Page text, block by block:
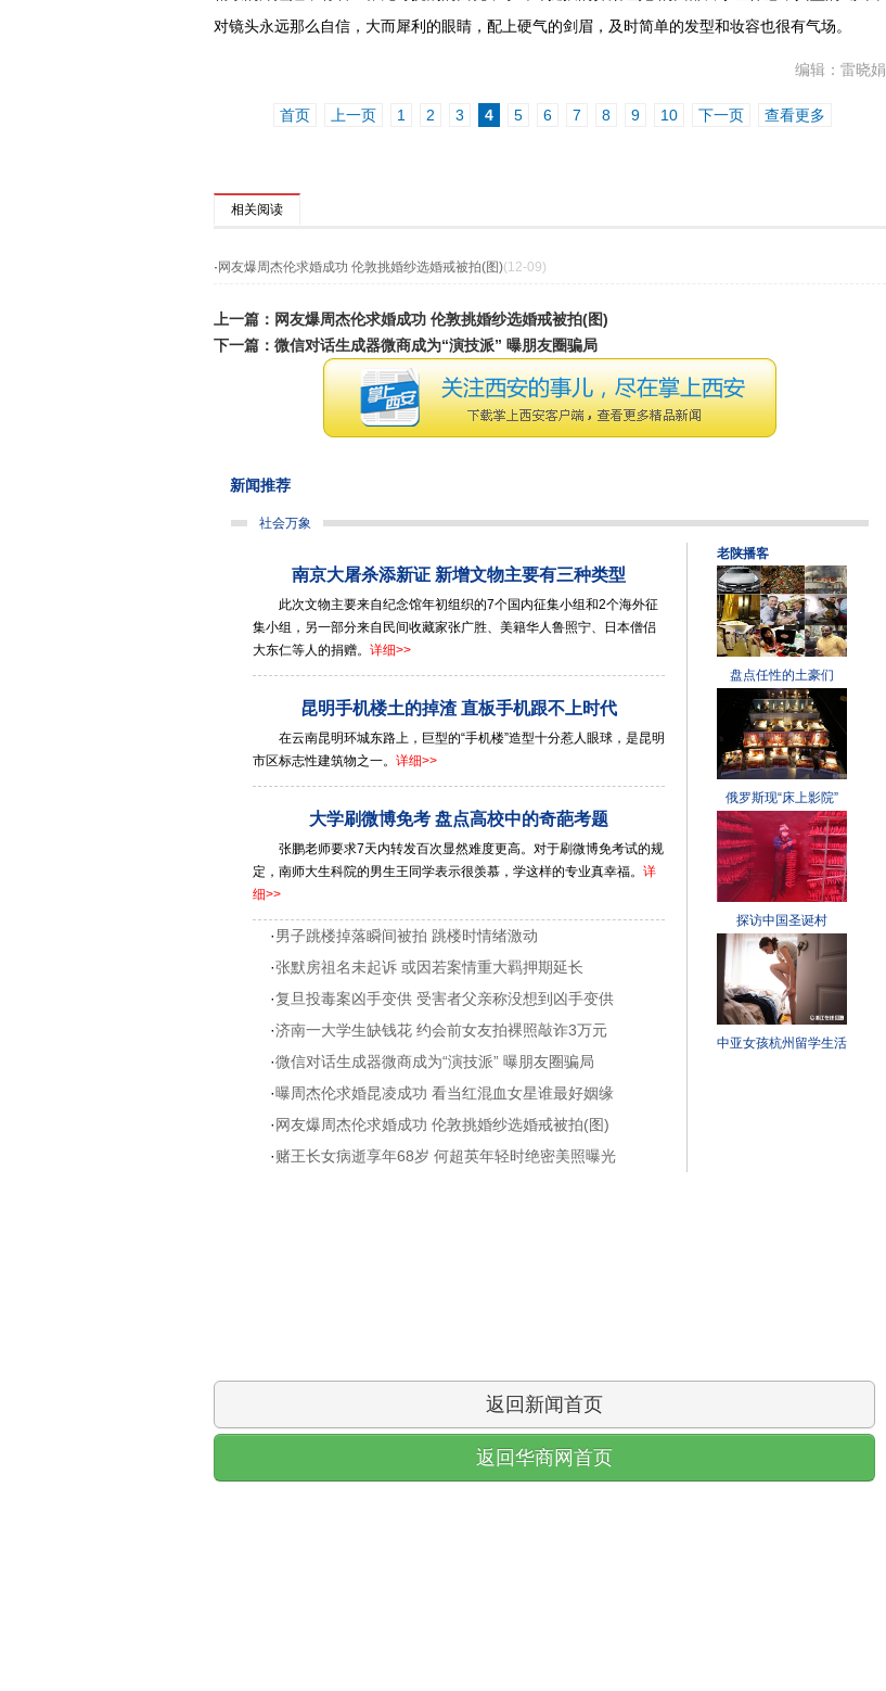
对镜头永远那么自信，大而犀利的眼睛，配上硬气的剑眉，及时简单的发型和妆容也很有气场。
编辑：雷晓娟
首页 上一页 1 2 3 4 5 6 7 8 9 10 下一页 查看更多
相关阅读
· 网友爆周杰伦求婚成功 伦敦挑婚纱选婚戒被拍(图)(12-09)
上一篇： 网友爆周杰伦求婚成功 伦敦挑婚纱选婚戒被拍(图)
下一篇： 微信对话生成器微商成为“演技派” 曝朋友圈骗局
新闻推荐
社会万象
南京大屠杀添新证 新增文物主要有三种类型
此次文物主要来自纪念馆年初组织的7个国内征集小组和2个海外征
集小组，另一部分来自民间收藏家张广胜、美籍华人鲁照宁、日本僧侣
大东仁等人的捐赠。 详细>>
昆明手机楼土的掉渣 直板手机跟不上时代
在云南昆明环城东路上，巨型的“手机楼”造型十分惹人眼球，是昆明
市区标志性建筑物之一。 详细>>
大学刷微博免考 盘点高校中的奇葩考题
张鹏老师要求7天内转发百次显然难度更高。对于刷微博免考试的规
定，南师大生科院的男生王同学表示很羡慕，学这样的专业真幸福。 详
细>>
·男子跳楼掉落瞬间被拍 跳楼时情绪激动
·张默房祖名未起诉 或因若案情重大羁押期延长
·复旦投毒案凶手变供 受害者父亲称没想到凶手变供
·济南一大学生缺钱花 约会前女友拍裸照敲诈3万元
·微信对话生成器微商成为“演技派” 曝朋友圈骗局
·曝周杰伦求婚昆凌成功 看当红混血女星谁最好姻缘
· 网友爆周杰伦求婚成功 伦敦挑婚纱选婚戒被拍(图)
·赌王长女病逝享年68岁 何超英年轻时绝密美照曝光
老陕播客
盘点任性的土豪们
俄罗斯现“床上影院”
探访中国圣诞村
中亚女孩杭州留学生活
返回新闻首页
返回华商网首页